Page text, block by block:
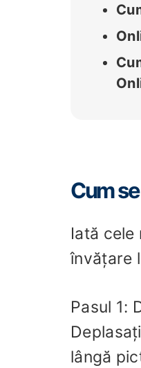
Cum
Iată cele
învățare
Pasul 1:
lângă